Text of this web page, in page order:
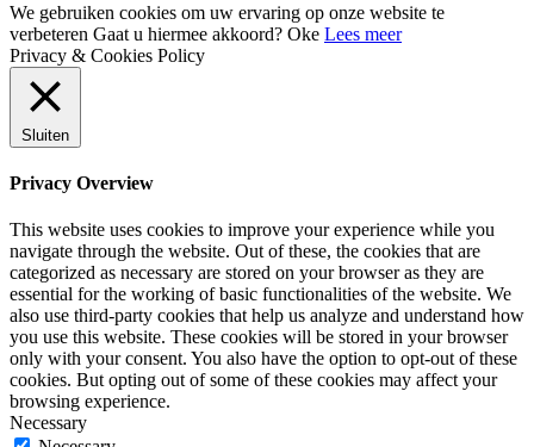
We gebruiken cookies om uw ervaring op onze website te
verbeteren Gaat u hiermee akkoord? Oke Lees meer
Privacy & Cookies Policy
Sluiten
Privacy Overview
This website uses cookies to improve your experience while you
navigate through the website. Out of these, the cookies that are
categorized as necessary are stored on your browser as they are
essential for the working of basic functionalities of the website. We
also use third-party cookies that help us analyze and understand how
you use this website. These cookies will be stored in your browser
only with your consent. You also have the option to opt-out of these
cookies. But opting out of some of these cookies may affect your
browsing experience.
Necessary